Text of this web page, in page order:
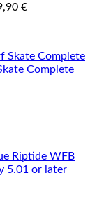
€
Complete
Riptide WFB
5.01 or later